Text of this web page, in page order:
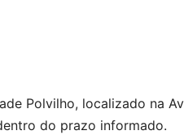
Polvilho, localizado na
do prazo informado.